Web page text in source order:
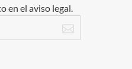
en el aviso legal.